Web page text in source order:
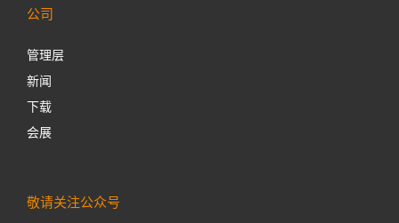
公司
管理层
新闻
下载
会展
敬请关注公众号